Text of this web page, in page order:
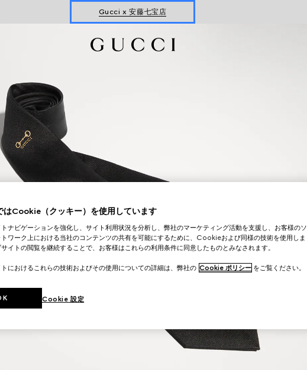
Gucci x 安藤七宝店
はCookie（クッキー）を使用しています
ナビゲーションを強化し、サイト利用状況を分析し、弊社のマーケティング活動を支援し、お客様のソ
トワーク上における当社のコンテンツの共有を可能にするために、Cookieおよび同様の技術を使用しま
イトの閲覧を継続することで、お客様はこれらの利用条件に同意したものとみなされます。
におけるこれらの技術およびその使用についての詳細は、弊社の Cookie ポリシー をご覧ください。
Cookie 設定